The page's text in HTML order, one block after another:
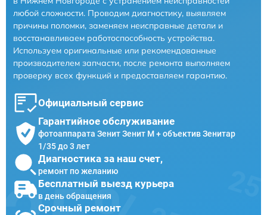
любой сложности. Проводим диагностику, выявляем
причины поломки, заменяем неисправные детали и
восстанавливаем работоспособность устройства.
Используем оригинальные или рекомендованные
производителем запчасти, после ремонта выполняем
проверку всех функций и предоставляем гарантию.
Официальный сервис
Гарантийное обслуживание
фотоаппарата Зенит Зенит М + объектив Зенитар
1/35 до 3 лет
Диагностика за наш счет,
ремонт по желанию
Бесплатный выезд курьера
в день обращения
Срочный ремонт